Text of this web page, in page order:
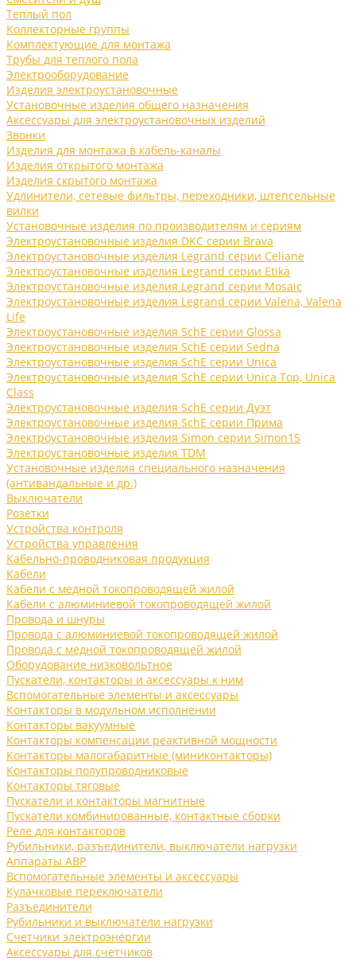
Теплый пол
Коллекторные группы
Комплектующие для монтажа
Трубы для теплого пола
Электрооборудование
Изделия электроустановочные
Установочные изделия общего назначения
Аксессуары для электроустановочных изделий
Звонки
Изделия для монтажа в кабель-каналы
Изделия открытого монтажа
Изделия скрытого монтажа
Удлинители, сетевые фильтры, переходники, штепсельные
вилки
Установочные изделия по производителям и сериям
Электроустановочные изделия DKC серии Brava
Электроустановочные изделия Legrand серии Celiane
Электроустановочные изделия Legrand серии Etika
Электроустановочные изделия Legrand серии Mosaic
Электроустановочные изделия Legrand серии Valena, Valena
Life
Электроустановочные изделия SchE серии Glossa
Электроустановочные изделия SchE серии Sedna
Электроустановочные изделия SchE серии Unica
Электроустановочные изделия SchE серии Unica Top, Unica
Class
Электроустановочные изделия SchE серии Дуэт
Электроустановочные изделия SchE серии Прима
Электроустановочные изделия Simon серии Simon15
Электроустановочные изделия TDM
Установочные изделия специального назначения
(антивандальные и др.)
Выключатели
Розетки
Устройства контроля
Устройства управления
Кабельно-проводниковая продукция
Кабели
Кабели с медной токопроводящей жилой
Кабели с алюминиевой токопроводящей жилой
Провода и шнуры
Провода с алюминиевой токопроводящей жилой
Провода с медной токопроводящей жилой
Оборудование низковольтное
Пускатели, контакторы и аксессуары к ним
Вспомогательные элементы и аксессуары
Контакторы в модульном исполнении
Контакторы вакуумные
Контакторы компенсации реактивной мощности
Контакторы малогабаритные (миниконтакторы)
Контакторы полупроводниковые
Контакторы тяговые
Пускатели и контакторы магнитные
Пускатели комбинированные, контактные сборки
Реле для контакторов
Рубильники, разъединители, выключатели нагрузки
Аппараты АВР
Вспомогательные элементы и аксессуары
Кулачковые переключатели
Разъединители
Рубильники и выключатели нагрузки
Счетчики электроэнергии
Аксессуары для счетчиков